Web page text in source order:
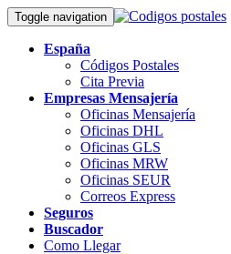
Toggle navigation
España
Códigos Postales
Cita Previa
Empresas Mensajería
Oficinas Mensajería
Oficinas DHL
Oficinas GLS
Oficinas MRW
Oficinas SEUR
Correos Express
Seguros
Buscador
Como Llegar